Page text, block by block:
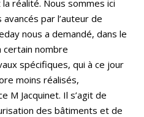
réalité. Nous sommes ici
par l’auteur de
nous a demandé, dans le
certain nombre
spécifiques, qui à ce jour
moins réalisés,
M Jacquinet. Il s’agit de
des bâtiments et de